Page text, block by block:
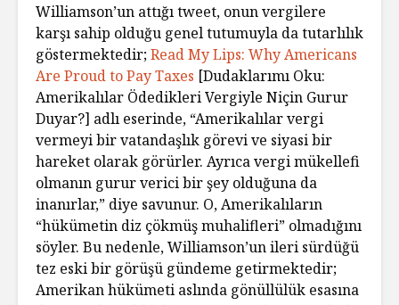
Williamson’un attığı tweet, onun vergilere
karşı sahip olduğu genel tutumuyla da tutarlılık
göstermektedir; Read My Lips: Why Americans
Are Proud to Pay Taxes [Dudaklarımı Oku:
Amerikalılar Ödedikleri Vergiyle Niçin Gurur
Duyar?] adlı eserinde, “Amerikalılar vergi
vermeyi bir vatandaşlık görevi ve siyasi bir
hareket olarak görürler. Ayrıca vergi mükellefi
olmanın gurur verici bir şey olduğuna da
inanırlar,” diye savunur. O, Amerikalıların
“hükümetin diz çökmüş muhalifleri” olmadığını
söyler. Bu nedenle, Williamson’un ileri sürdüğü
tez eski bir görüşü gündeme getirmektedir;
Amerikan hükümeti aslında gönüllülük esasına